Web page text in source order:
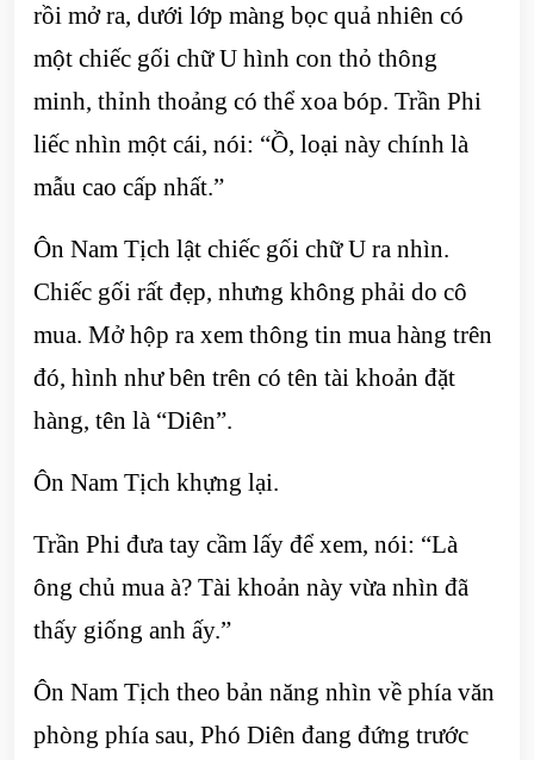
rồi mở ra, dưới lớp màng bọc quả nhiên có
một chiếc gối chữ U hình con thỏ thông
minh, thỉnh thoảng có thể xoa bóp. Trần Phi
liếc nhìn một cái, nói: “Ồ, loại này chính là
mẫu cao cấp nhất.”
Ôn Nam Tịch lật chiếc gối chữ U ra nhìn.
Chiếc gối rất đẹp, nhưng không phải do cô
mua. Mở hộp ra xem thông tin mua hàng trên
đó, hình như bên trên có tên tài khoản đặt
hàng, tên là “Diên”.
Ôn Nam Tịch khựng lại.
Trần Phi đưa tay cầm lấy để xem, nói: “Là
ông chủ mua à? Tài khoản này vừa nhìn đã
thấy giống anh ấy.”
Ôn Nam Tịch theo bản năng nhìn về phía văn
phòng phía sau, Phó Diên đang đứng trước